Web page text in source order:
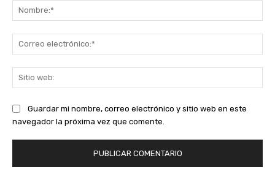
Guardar mi nombre, correo electrónico y sitio web en este
navegador la próxima vez que comente.